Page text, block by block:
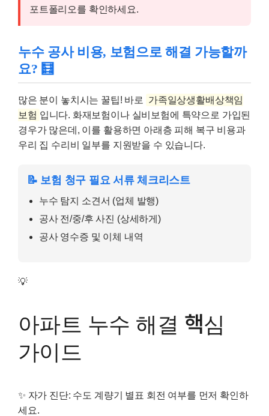
포트폴리오를 확인하세요.
누수 공사 비용, 보험으로 해결 가능할까
요? 🧮
많은 분이 놓치시는 꿀팁! 바로
가족일상생활배상책임
보험 입니다. 화재보험이나 실비보험에 특약으로 가입된
경우가 많은데, 이를 활용하면 아래층 피해 복구 비용과
우리 집 수리비 일부를 지원받을 수 있습니다.
📝 보험 청구 필요 서류 체크리스트
누수 탐지 소견서 (업체 발행)
공사 전/중/후 사진 (상세하게)
공사 영수증 및 이체 내역
💡
아파트 누수 해결 핵심
가이드
✨ 자가 진단: 수도 계량기 별표 회전 여부를 먼저 확인하
세요.